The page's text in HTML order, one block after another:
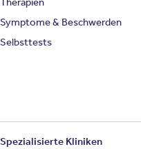
Symptome & Beschwerden
Selbsttests
Spezialisierte Kliniken